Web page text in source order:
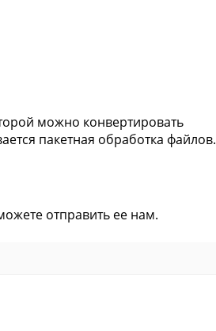
можно конвертировать
пакетная обработка файлов.
отправить ее нам.